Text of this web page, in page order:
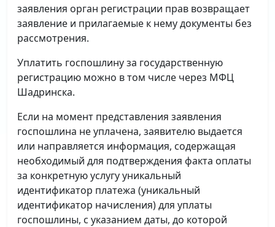
заявления орган регистрации прав возвращает
заявление и прилагаемые к нему документы без
рассмотрения.
Уплатить госпошлину за государственную
регистрацию можно в том числе через МФЦ
Шадринска.
Если на момент представления заявления
госпошлина не уплачена, заявителю выдается
или направляется информация, содержащая
необходимый для подтверждения факта оплаты
за конкретную услугу уникальный
идентификатор платежа (уникальный
идентификатор начисления) для уплаты
госпошлины, с указанием даты, до которой